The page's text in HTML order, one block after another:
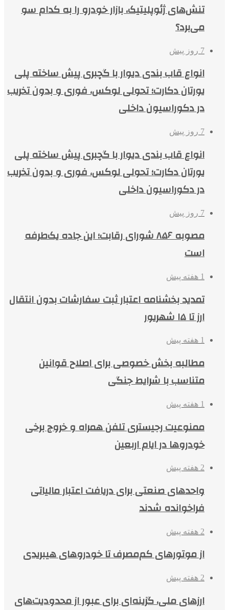
تنش‌های ژئوپلیتیک، بازار خودرو را به کدام سو
می‌برد؟
7 روز پیش
انواع قاب بندی دیوار با گچبری پیش ساخته پلی
یورتان دکارت؛ تحولی لوکس، فوری و بدون تخریب
در دکوراسیون داخلی
7 روز پیش
انواع قاب بندی دیوار با گچبری پیش ساخته پلی
یورتان دکارت؛ تحولی لوکس، فوری و بدون تخریب
در دکوراسیون داخلی
7 روز پیش
مصوبه ۸۵۶ شورای رقابت؛ این جاده یک‌طرفه
است
1 هفته پیش
تمدید بخشنامه اعتبار ثبت سفارشات بدون انتقال
ارز تا ۱۵ شهریور
1 هفته پیش
مطالبه بخش خصوصی برای اصلاح قوانین
متناسب با شرایط جنگی
1 هفته پیش
ممنوعیت رجیستری تلفن همراه و خروج برخی
خودروها در ایام اربعین
2 هفته پیش
واحدهای صنعتی برای دریافت اعتبار مالیاتی
فراخوانده شدند
2 هفته پیش
از موتورهای کم‌مصرف تا خودروهای هیبریدی
2 هفته پیش
ارزهای ملی، گزینه‌ای برای عبور از محدودیت‌های